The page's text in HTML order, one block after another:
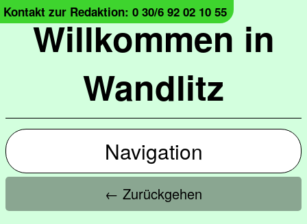
Willkommen in
Wandlitz
Kontakt zur Redaktion: 0 30/6 92 02 10 55
Navigation
← Zurückgehen